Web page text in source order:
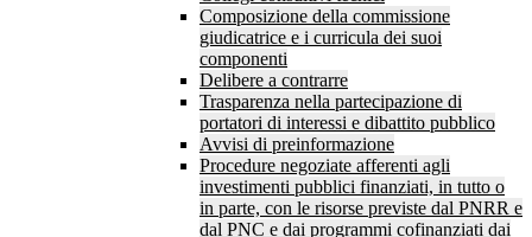
Composizione della commissione
giudicatrice e i curricula dei suoi
componenti
Delibere a contrarre
Trasparenza nella partecipazione di
portatori di interessi e dibattito pubblico
Avvisi di preinformazione
Procedure negoziate afferenti agli
investimenti pubblici finanziati, in tutto o
in parte, con le risorse previste dal PNRR e
dal PNC e dai programmi cofinanziati dai